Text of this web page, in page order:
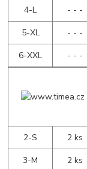
4-L
- - -
5-XL
- - -
6-XXL
- - -
2-S
2 ks
3-M
2 ks